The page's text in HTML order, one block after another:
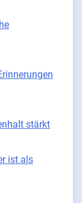
stärkt
ist als